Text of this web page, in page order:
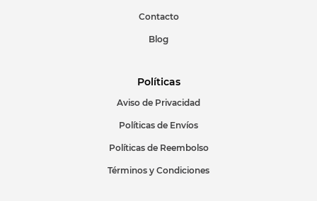
ENVIAR COMENTARIO
Contacto
Blog
Políticas
Aviso de Privacidad
Políticas de Envíos
Políticas de Reembolso
Términos y Condiciones